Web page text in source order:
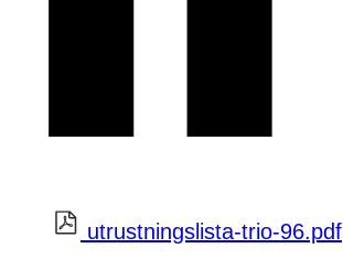
utrustningslista-trio-96.pdf